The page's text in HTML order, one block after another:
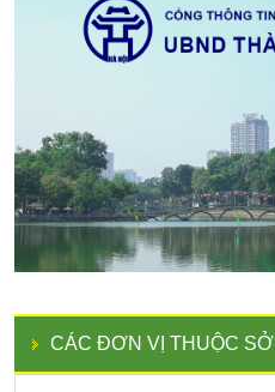
CÁC ĐƠN VỊ THUỘC SỞ